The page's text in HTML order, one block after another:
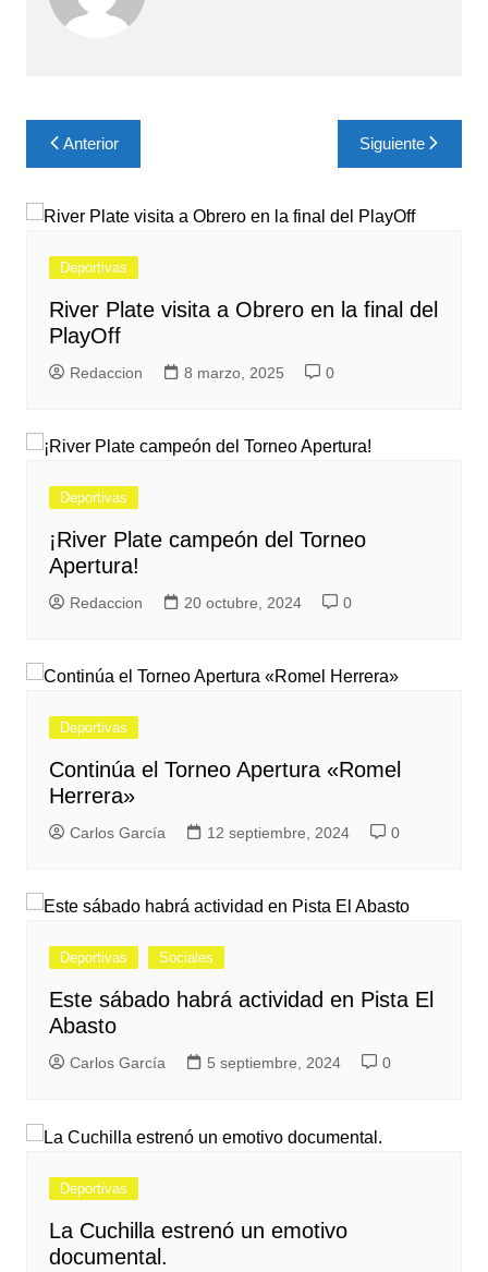
Navegación
de
entradas
Anterior Siguiente
Deportivas
River Plate visita a Obrero en la final del
PlayOff
Redaccion 8 marzo, 2025 0
Deportivas
¡River Plate campeón del Torneo
Apertura!
Redaccion 20 octubre, 2024 0
Deportivas
Continúa el Torneo Apertura «Romel
Herrera»
Carlos García 12 septiembre, 2024 0
Deportivas Sociales
Este sábado habrá actividad en Pista El
Abasto
Carlos García 5 septiembre, 2024 0
Deportivas
La Cuchilla estrenó un emotivo
documental.